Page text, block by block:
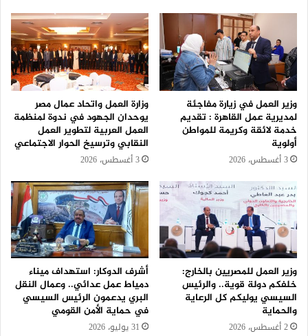
وزير العمل في زيارة مفاجئة
لمديرية عمل القاهرة : تقديم
خدمة لائقة وكريمة للمواطن
أولوية
3 أغسطس، 2026
وزارة العمل واتحاد عمال مصر
يوحدان الجهود في ندوة لمنظمة
العمل العربية لتطوير العمل
النقابي وترسيخ الحوار الاجتماعي
3 أغسطس، 2026
وزير العمل للمصريين بالخارج:
خلفكم دولة قوية.. والرئيس
السيسي يوليكم كل الرعاية
والحماية
2 أغسطس، 2026
أشرف الدوكار: استهداف ميناء
دمياط عمل عدائي.. وعمال النقل
البري يدعمون الرئيس السيسي
في حماية الأمن القومي
31 يوليو، 2026